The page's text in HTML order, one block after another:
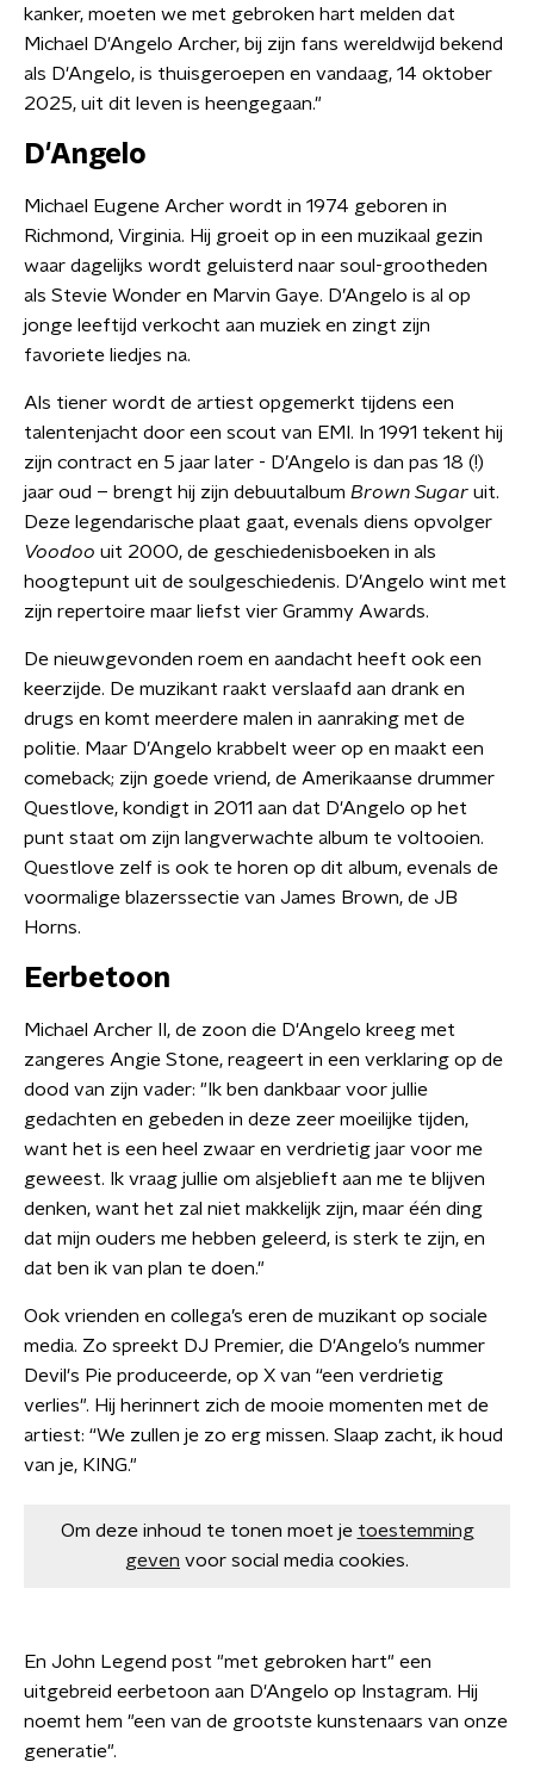
kanker, moeten we met gebroken hart melden dat
Michael D'Angelo Archer, bij zijn fans wereldwijd bekend
als D'Angelo, is thuisgeroepen en vandaag, 14 oktober
2025, uit dit leven is heengegaan."
D'Angelo
Michael Eugene Archer wordt in 1974 geboren in
Richmond, Virginia. Hij groeit op in een muzikaal gezin
waar dagelijks wordt geluisterd naar soul-grootheden
als Stevie Wonder en Marvin Gaye. D’Angelo is al op
jonge leeftijd verkocht aan muziek en zingt zijn
favoriete liedjes na.
Als tiener wordt de artiest opgemerkt tijdens een
talentenjacht door een scout van EMI. In 1991 tekent hij
zijn contract en 5 jaar later - D’Angelo is dan pas 18 (!)
jaar oud – brengt hij zijn debuutalbum Brown Sugar uit.
Deze legendarische plaat gaat, evenals diens opvolger
Voodoo uit 2000, de geschiedenisboeken in als
hoogtepunt uit de soulgeschiedenis. D’Angelo wint met
zijn repertoire maar liefst vier Grammy Awards.
De nieuwgevonden roem en aandacht heeft ook een
keerzijde. De muzikant raakt verslaafd aan drank en
drugs en komt meerdere malen in aanraking met de
politie. Maar D’Angelo krabbelt weer op en maakt een
comeback; zijn goede vriend, de Amerikaanse drummer
Questlove, kondigt in 2011 aan dat D'Angelo op het
punt staat om zijn langverwachte album te voltooien.
Questlove zelf is ook te horen op dit album, evenals de
voormalige blazerssectie van James Brown, de JB
Horns.
Eerbetoon
Michael Archer II, de zoon die D'Angelo kreeg met
zangeres Angie Stone, reageert in een verklaring op de
dood van zijn vader: "Ik ben dankbaar voor jullie
gedachten en gebeden in deze zeer moeilijke tijden,
want het is een heel zwaar en verdrietig jaar voor me
geweest. Ik vraag jullie om alsjeblieft aan me te blijven
denken, want het zal niet makkelijk zijn, maar één ding
dat mijn ouders me hebben geleerd, is sterk te zijn, en
dat ben ik van plan te doen."
Ook vrienden en collega’s eren de muzikant op sociale
media. Zo spreekt DJ Premier, die D'Angelo’s nummer
Devil's Pie produceerde, op X van “een verdrietig
verlies". Hij herinnert zich de mooie momenten met de
artiest: “We zullen je zo erg missen. Slaap zacht, ik houd
van je, KING."
Om deze inhoud te tonen moet je toestemming
geven voor social media cookies.
En John Legend post "met gebroken hart" een
uitgebreid eerbetoon aan D'Angelo op Instagram. Hij
noemt hem "een van de grootste kunstenaars van onze
generatie".